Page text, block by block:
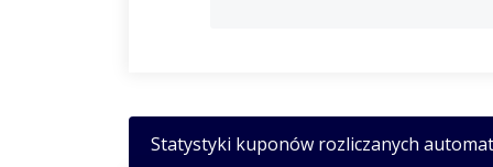
Statystyki kuponów rozliczanych